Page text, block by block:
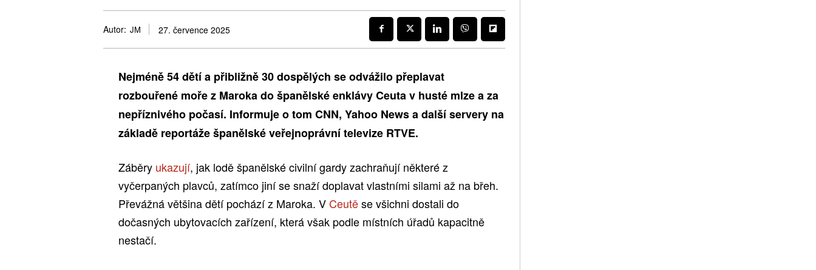
Autor: JM 27. července 2025
Nejméně 54 dětí a přibližně 30 dospělých se odvážilo přeplavat
rozbouřené moře z Maroka do španělské enklávy Ceuta v husté mlze a za
nepříznivého počasí. Informuje o tom CNN, Yahoo News a další servery na
základě reportáže španělské veřejnoprávní televize RTVE.
Záběry ukazují, jak lodě španělské civilní gardy zachraňují některé z
vyčerpaných plavců, zatímco jiní se snaží doplavat vlastními silami až na břeh.
Převážná většina dětí pochází z Maroka. V Ceutěse všichni dostali do
dočasných ubytovacích zařízení, která však podle místních úřadů kapacitně
nestačí.